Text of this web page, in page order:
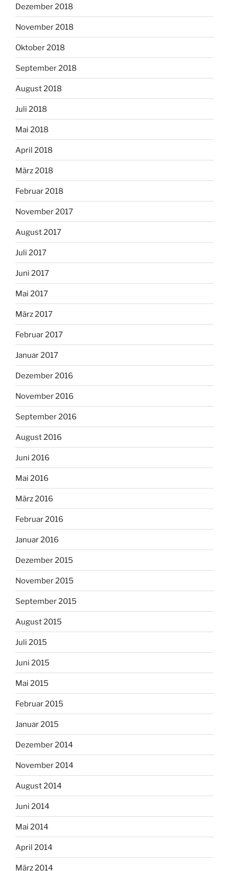
Dezember 2018
November 2018
Oktober 2018
September 2018
August 2018
Juli 2018
Mai 2018
April 2018
März 2018
Februar 2018
November 2017
August 2017
Juli 2017
Juni 2017
Mai 2017
März 2017
Februar 2017
Januar 2017
Dezember 2016
November 2016
September 2016
August 2016
Juni 2016
Mai 2016
März 2016
Februar 2016
Januar 2016
Dezember 2015
November 2015
September 2015
August 2015
Juli 2015
Juni 2015
Mai 2015
Februar 2015
Januar 2015
Dezember 2014
November 2014
August 2014
Juni 2014
Mai 2014
April 2014
März 2014